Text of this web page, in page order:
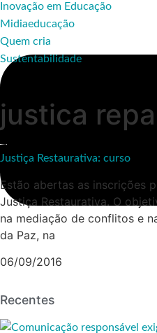
Inovação em Educação
Midiaeducação
Quem cria
Sustentabilidade
justica
Justiça Restaurativa: curso
Estão abertas as inscrições
Justiça Restaurativa. O
na mediação de conflitos e
da Paz, na
06/09/2016
Recentes